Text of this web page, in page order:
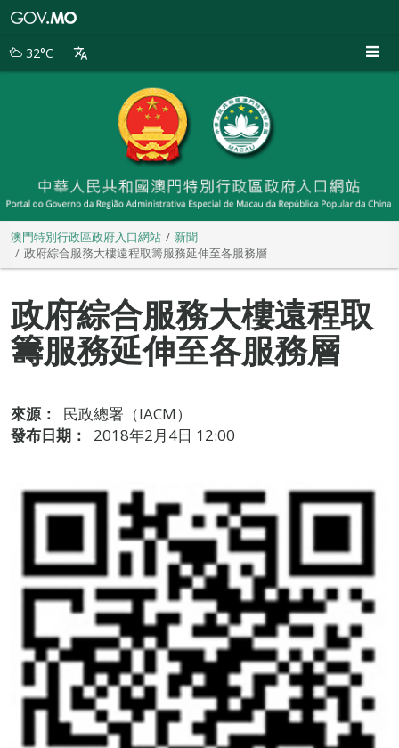
別
32°C
澳門特別行政區政府入口網站
新聞
政府綜合服務大樓遠程取籌服務延伸至各服務層
政府綜合服務大樓遠程取
籌服務延伸至各服務層
來源：
民政總署（IACM）
發布日期：
2018年2月4日 12:00